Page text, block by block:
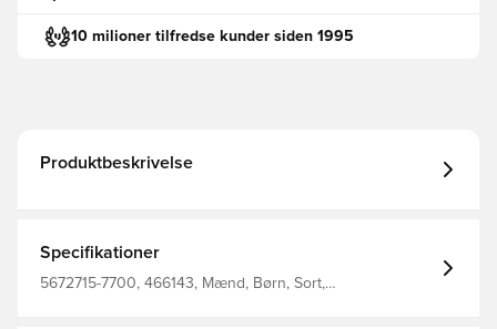
10 milioner tilfredse kunder siden 1995
Produktbeskrivelse
Specifikationer
5672715-7700, 466143, Mænd, Børn, Sort,